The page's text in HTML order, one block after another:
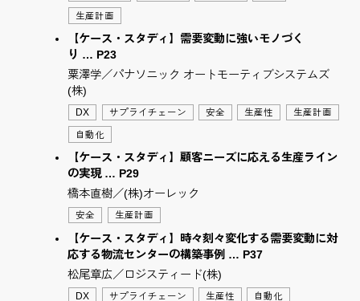
生産計画
【ケース・スタディ】需要変動に強いモノづく
り … P23
粟澤学／パナソニック オートモーティブシステムズ
(株)
DX サプライチェーン 安全 生産性 生産計画
自動化
【ケース・スタディ】顧客ニーズに応える生産ライン
の実現 … P29
橋本直樹／(株)オーレック
安全 生産計画
【ケース・スタディ】時々刻々変化する需要変動に対
応する物流センターの構築事例 … P37
松尾章広／ロジスティード(株)
DX サプライチェーン 生産性 自動化